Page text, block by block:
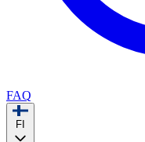
FAQ
FI